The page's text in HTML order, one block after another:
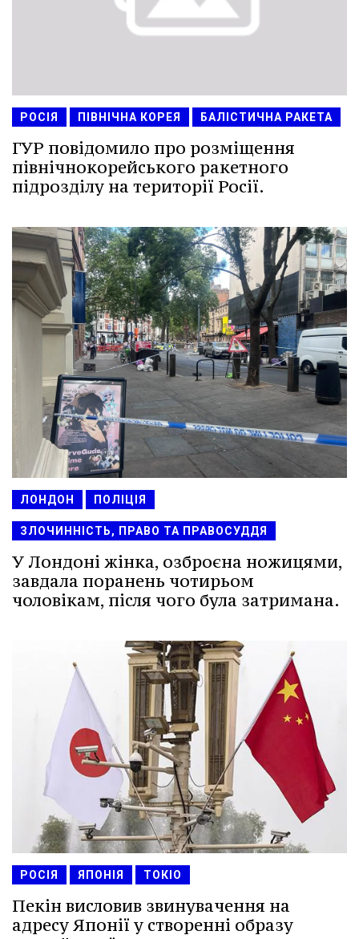
РОСІЯ ПІВНІЧНА КОРЕЯ БАЛІСТИЧНА РАКЕТА
ГУР повідомило про розміщення
північнокорейського ракетного
підрозділу на території Росії.
ЛОНДОН ПОЛІЦІЯ
ЗЛОЧИННІСТЬ, ПРАВО ТА ПРАВОСУДДЯ
У Лондоні жінка, озброєна ножицями,
завдала поранень чотирьом
чоловікам, після чого була затримана.
РОСІЯ ЯПОНІЯ ТОКІО
Пекін висловив звинувачення на
адресу Японії у створенні образу